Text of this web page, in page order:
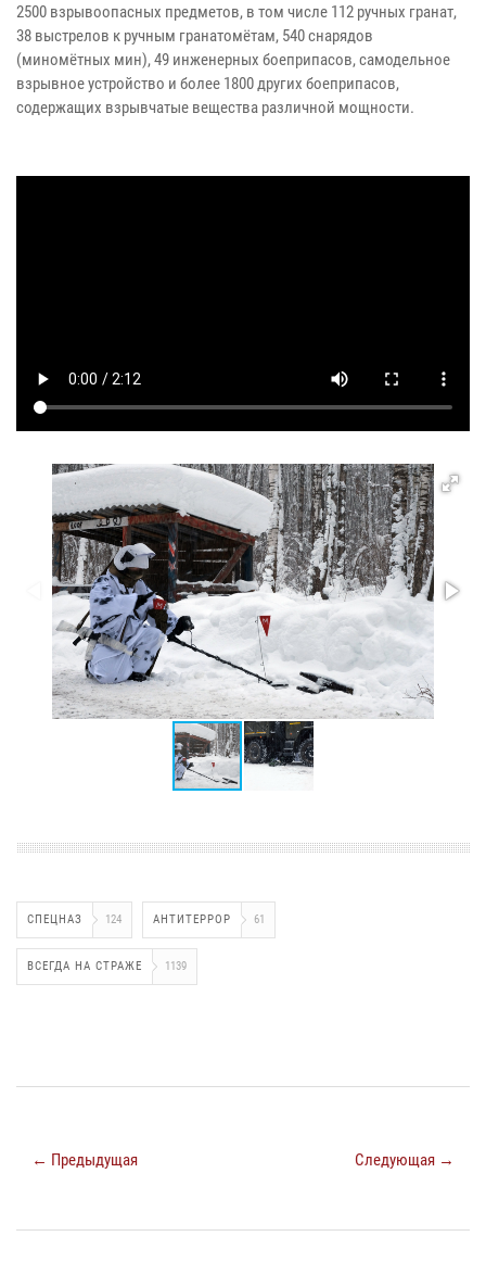
2500 взрывоопасных предметов, в том числе 112 ручных гранат,
38 выстрелов к ручным гранатомётам, 540 снарядов
(миномётных мин), 49 инженерных боеприпасов, самодельное
взрывное устройство и более 1800 других боеприпасов,
содержащих взрывчатые вещества различной мощности.
СПЕЦНАЗ 124 АНТИТЕРРОР 61
ВСЕГДА НА СТРАЖЕ 1139
← Предыдущая Следующая →